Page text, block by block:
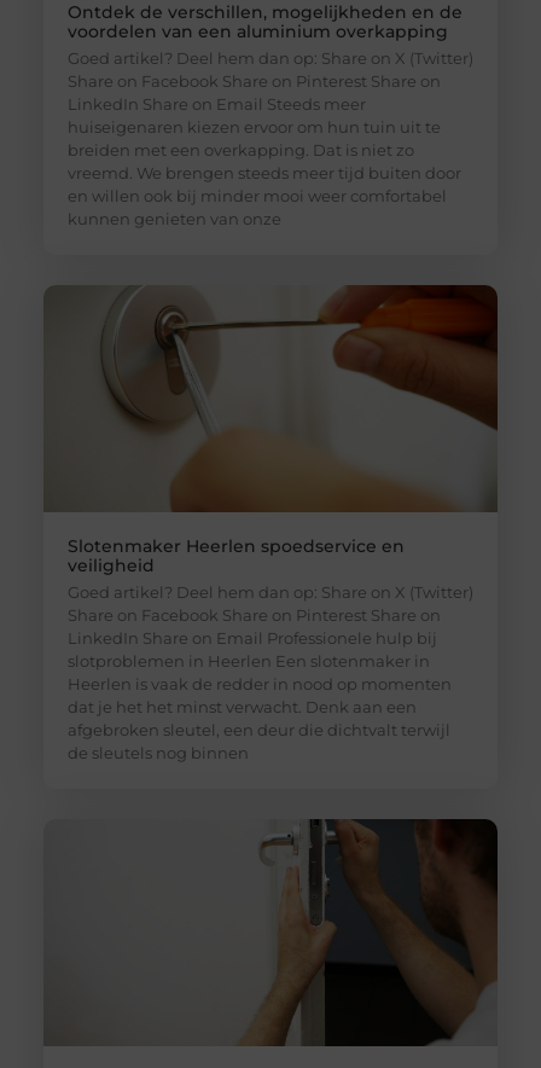
Ontdek de verschillen, mogelijkheden en de
voordelen van een aluminium overkapping
Goed artikel? Deel hem dan op: Share on X (Twitter)
Share on Facebook Share on Pinterest Share on
LinkedIn Share on Email Steeds meer
huiseigenaren kiezen ervoor om hun tuin uit te
breiden met een overkapping. Dat is niet zo
vreemd. We brengen steeds meer tijd buiten door
en willen ook bij minder mooi weer comfortabel
kunnen genieten van onze
Slotenmaker Heerlen spoedservice en
veiligheid
Goed artikel? Deel hem dan op: Share on X (Twitter)
Share on Facebook Share on Pinterest Share on
LinkedIn Share on Email Professionele hulp bij
slotproblemen in Heerlen Een slotenmaker in
Heerlen is vaak de redder in nood op momenten
dat je het het minst verwacht. Denk aan een
afgebroken sleutel, een deur die dichtvalt terwijl
de sleutels nog binnen